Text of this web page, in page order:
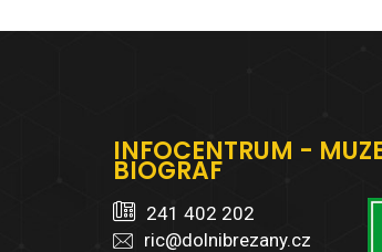
INFOCENTRUM -
BIOGRAF
241 402 202
ric@dolnibrezany.cz